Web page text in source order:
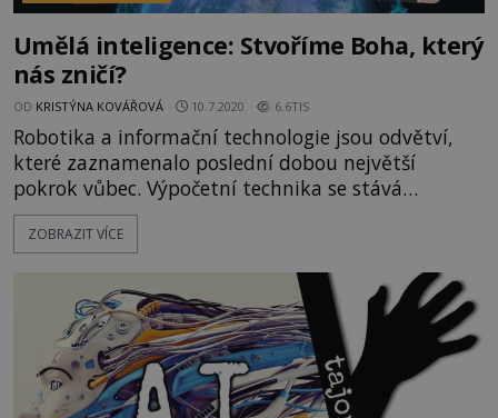
Umělá inteligence: Stvoříme Boha, který
nás zničí?
OD KRISTÝNA KOVÁŘOVÁ 10.7.2020 6.6TIS
Robotika a informační technologie jsou odvětví,
které zaznamenalo poslední dobou největší
pokrok vůbec. Výpočetní technika se stává
výkonnější a mocnější. Spolu s genialitou mnoha
programátorů máme dnes neuvěřitelně schopné
v=LzT4TUAxSqE
ZOBRAZIT VÍCE